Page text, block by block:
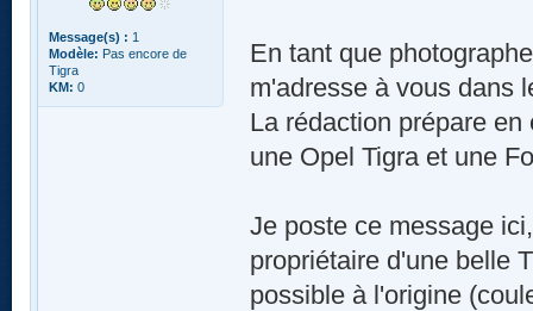
Message(s) : 1
Modèle: Pas encore de
Tigra
KM: 0
En tant que
m'adresse à vous dans
La rédaction prépare
une Opel Tigra et une
Je poste ce message
propriétaire d'une belle
possible à l'origine